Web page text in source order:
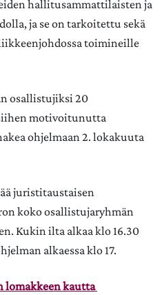
hallitusammattilaisten ja
ja se on tarkoitettu sekä
toimineille
osallistujiksi 20
motivoitunutta
ohjelmaan 2. lokakuuta
juristitaustaisen
koko osallistujaryhmän
Kukin ilta alkaa klo 16.30
alkaessa klo 17.
lomakkeen kautta